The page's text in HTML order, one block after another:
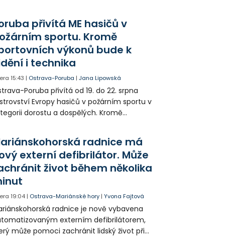
Případem už se zabývá policie, která
psa hledá.
přivítá ME hasičů v
sportu. Kromě
výkonů bude k
i technika
15:43 | Ostrava-Poruba |Jana Lipowská
Poruba přivítá od 19. do 22. srpna
Evropy hasičů v požárním sportu v
dorostu a dospělých. Kromě
radnice má
externí defibrilátor. Může
život během několika
19:04 | Ostrava-Mariánské hory |Yvona Fajtová
radnice je nově vybavena
externím defibrilátorem,
může pomoci zachránit lidský život při